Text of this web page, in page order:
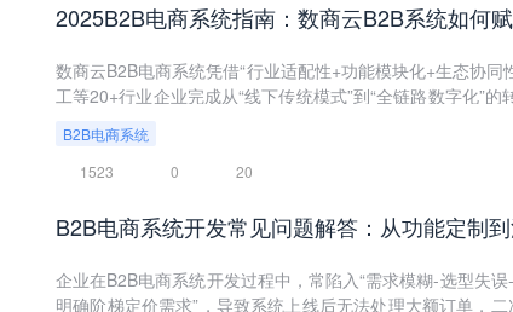
2025B2B电商系统指南：数商云B2B系统如何
数商云B2B电商系统凭借“行业适配性+功能模块化+生态协
工等20+行业企业完成从“线下传统模式”到“全链路数字化”的
态。
B2B电商系统
1523
0 20
B2B电商系统开发常见问题解答：从功能定制
企业在B2B电商系统开发过程中，常陷入“需求模糊-选型失
明确阶梯定价需求”，导致系统上线后无法处理大额订单，